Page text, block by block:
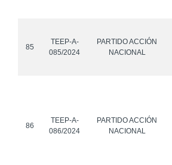
85
TEEP-A-
085/2024
PARTIDO ACCIÓN
NACIONAL
86
TEEP-A-
086/2024
PARTIDO ACCIÓN
NACIONAL